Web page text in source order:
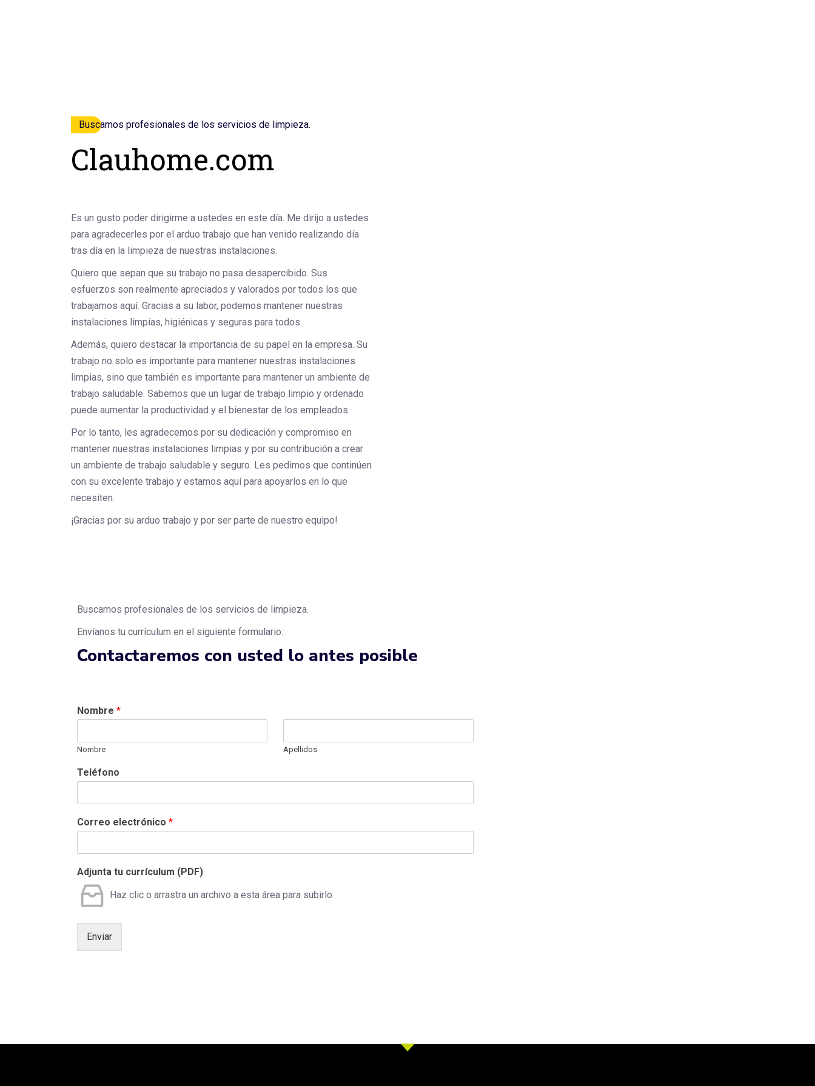
Buscamos profesionales de los servicios de limpieza.
Clauhome.com
Es un gusto poder dirigirme a ustedes en este día. Me dirijo a ustedes
para agradecerles por el arduo trabajo que han venido realizando día
tras día en la limpieza de nuestras instalaciones.
Quiero que sepan que su trabajo no pasa desapercibido. Sus
esfuerzos son realmente apreciados y valorados por todos los que
trabajamos aquí. Gracias a su labor, podemos mantener nuestras
instalaciones limpias, higiénicas y seguras para todos.
Además, quiero destacar la importancia de su papel en la empresa. Su
trabajo no solo es importante para mantener nuestras instalaciones
limpias, sino que también es importante para mantener un ambiente de
trabajo saludable. Sabemos que un lugar de trabajo limpio y ordenado
puede aumentar la productividad y el bienestar de los empleados.
Por lo tanto, les agradecemos por su dedicación y compromiso en
mantener nuestras instalaciones limpias y por su contribución a crear
un ambiente de trabajo saludable y seguro. Les pedimos que continúen
con su excelente trabajo y estamos aquí para apoyarlos en lo que
necesiten.
¡Gracias por su arduo trabajo y por ser parte de nuestro equipo!
Buscamos profesionales de los servicios de limpieza.
Envíanos tu currículum en el siguiente formulario:
Contactaremos con usted lo antes posible
Nombre *
Nombre Apellidos
Teléfono
Correo electrónico *
Adjunta tu currículum (PDF)
Haz clic o arrastra un archivo a esta área para subirlo.
Enviar